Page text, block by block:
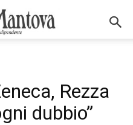
Rezza
dubbio”